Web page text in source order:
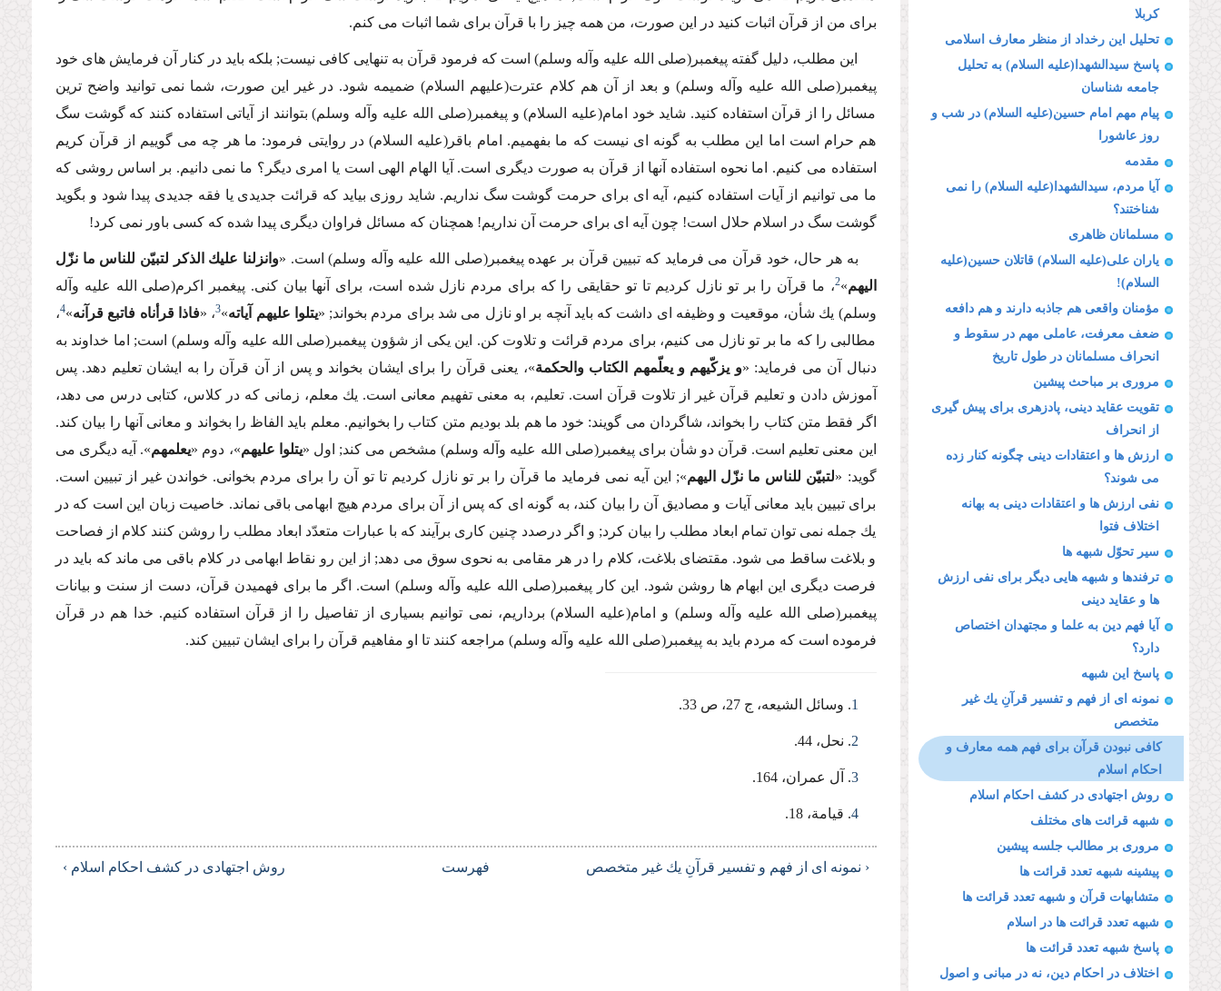
كربلا
تحلیل این رخداد از منظر معارف اسلامى
پاسخ سیدالشهدا(علیه السلام) به تحلیل
جامعه شناسان
پیام مهم امام حسین(علیه السلام) در شب و
روز عاشورا
مقدمه
آیا مردم، سیدالشهدا(علیه السلام) را نمى
شناختند؟
مسلمانان ظاهرى
یاران على(علیه السلام) قاتلان حسین(علیه
السلام)!
مؤمنان واقعى هم جاذبه دارند و هم دافعه
ضعف معرفت، عاملى مهم در سقوط و
انحراف مسلمانان در طول تاریخ
مرورى بر مباحث پیشین
تقویت عقاید دینى، پادزهرى براى پیش گیرى
از انحراف
ارزش ها و اعتقادات دینى چگونه كنار زده
مى شوند؟
نفى ارزش ها و اعتقادات دینى به بهانه
اختلاف فتوا
سیر تحوّل شبهه ها
ترفندها و شبهه هایى دیگر براى نفى ارزش
ها و عقاید دینى
آیا فهم دین به علما و مجتهدان اختصاص
دارد؟
پاسخ این شبهه
نمونه اى از فهم و تفسیر قرآنِ یك غیر
متخصص
كافى نبودن قرآن براى فهم همه معارف و
احكام اسلام
روش اجتهادى در كشف احكام اسلام
شبهه قرائت هاى مختلف
مرورى بر مطالب جلسه پیشین
پیشینه شبهه تعدد قرائت ها
متشابهات قرآن و شبهه تعدد قرائت ها
شبهه تعدد قرائت ها در اسلام
پاسخ شبهه تعدد قرائت ها
اختلاف در احكام دین، نه در مبانى و اصول
براى من از قرآن اثبات كنید در این صورت، من همه چیز را با قرآن براى شما اثبات مى كنم.
این مطلب، دلیل گفته پیغمبر(صلى الله علیه وآله وسلم) است كه فرمود قرآن به تنهایى كافى نیست; بلكه باید در كنار آن فرمایش هاى خود
پیغمبر(صلى الله علیه وآله وسلم) و بعد از آن هم كلام عترت(علیهم السلام) ضمیمه شود. در غیر این صورت، شما نمى توانید واضح ترین
مسائل را از قرآن استفاده كنید. شاید خود امام(علیه السلام) و پیغمبر(صلى الله علیه وآله وسلم) بتوانند از آیاتى استفاده كنند كه گوشت سگ
هم حرام است اما این مطلب به گونه اى نیست كه ما بفهمیم. امام باقر(علیه السلام) در روایتى فرمود: ما هر چه مى گوییم از قرآن كریم
استفاده مى كنیم. اما نحوه استفاده آنها از قرآن به صورت دیگرى است. آیا الهام الهى است یا امرى دیگر؟ ما نمى دانیم. بر اساس روشى كه
ما مى توانیم از آیات استفاده كنیم، آیه اى براى حرمت گوشت سگ نداریم. شاید روزى بیاید كه قرائت جدیدى یا فقه جدیدى پیدا شود و بگوید
گوشت سگ در اسلام حلال است! چون آیه اى براى حرمت آن نداریم! همچنان كه مسائل فراوان دیگرى پیدا شده كه كسى باور نمى كرد!
به هر حال، خود قرآن مى فرماید كه تبیین قرآن بر عهده پیغمبر(صلى الله علیه وآله وسلم) است. «وانزلنا علیك الذكر لتبیّن للناس ما نزّل
الیهم»
2، ما قرآن را بر تو نازل كردیم تا تو حقایقى را كه براى مردم نازل شده است، براى آنها بیان كنى. پیغمبر اكرم(صلى الله علیه وآله
وسلم) یك شأن، موقعیت و وظیفه اى داشت كه باید آنچه بر او نازل مى شد براى مردم بخواند; «یتلوا علیهم آیاته»
3، «فاذا قرأناه فاتبع قرآنه»
4،
مطالبى را كه ما بر تو نازل مى كنیم، براى مردم قرائت و تلاوت كن. این یكى از شؤون پیغمبر(صلى الله علیه وآله وسلم) است; اما خداوند به
دنبال آن مى فرماید: «و یزكّیهم و یعلّمهم الكتاب والحكمة»، یعنى قرآن را براى ایشان بخواند و پس از آن قرآن را به ایشان تعلیم دهد. پس
آموزش دادن و تعلیم قرآن غیر از تلاوت قرآن است. تعلیم، به معنى تفهیم معانى است. یك معلم، زمانى كه در كلاس، كتابى درس مى دهد،
اگر فقط متن كتاب را بخواند، شاگردان مى گویند: خود ما هم بلد بودیم متن كتاب را بخوانیم. معلم باید الفاظ را بخواند و معانى آنها را بیان كند.
این معنى تعلیم است. قرآن دو شأن براى پیغمبر(صلى الله علیه وآله وسلم) مشخص مى كند; اول «یتلوا علیهم»، دوم «یعلمهم». آیه دیگرى مى
گوید: «لتبیّن للناس ما نزّل الیهم»; این آیه نمى فرماید ما قرآن را بر تو نازل كردیم تا تو آن را براى مردم بخوانى. خواندن غیر از تبیین است.
براى تبیین باید معانى آیات و مصادیق آن را بیان كند، به گونه اى كه پس از آن براى مردم هیچ ابهامى باقى نماند. خاصیت زبان این است كه در
یك جمله نمى توان تمام ابعاد مطلب را بیان كرد; و اگر درصدد چنین كارى برآیند كه با عبارات متعدّد ابعاد مطلب را روشن كنند كلام از فصاحت
و بلاغت ساقط مى شود. مقتضاى بلاغت، كلام را در هر مقامى به نحوى سوق مى دهد; از این رو نقاط ابهامى در كلام باقى مى ماند كه باید در
فرصت دیگرى این ابهام ها روشن شود. این كار پیغمبر(صلى الله علیه وآله وسلم) است. اگر ما براى فهمیدن قرآن، دست از سنت و بیانات
پیغمبر(صلى الله علیه وآله وسلم) و امام(علیه السلام) برداریم، نمى توانیم بسیارى از تفاصیل را از قرآن استفاده كنیم. خدا هم در قرآن
فرموده است كه مردم باید به پیغمبر(صلى الله علیه وآله وسلم) مراجعه كنند تا او مفاهیم قرآن را براى ایشان تبیین كند.
1. وسائل الشیعه، ج 27، ص 33.
2. نحل، 44.
3. آل عمران، 164.
4. قیامة، 18.
‹ نمونه اى از فهم و تفسیر قرآنِ یك غیر متخصص فهرست روش اجتهادى در كشف احكام اسلام ›